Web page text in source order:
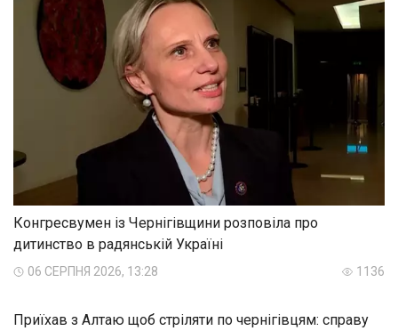
Конгресвумен із Чернігівщини розповіла про
дитинство в радянській Україні
06 СЕРПНЯ 2026, 13:28 1136
Приїхав з Алтаю щоб стріляти по чернігівцям: справу